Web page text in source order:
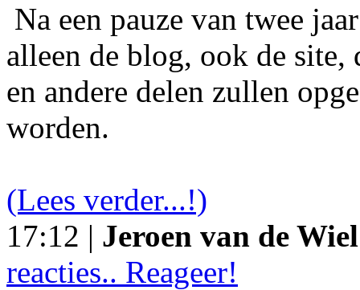
Na een pauze van twee
alleen de blog, ook de site,
en andere delen zullen
worden.
(Lees verder...!)
17:12 | Jeroen van de Wiel
reacties.. Reageer!